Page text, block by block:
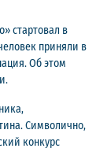
стартовал в
приняли в
Об этом
Символично,
конкурс